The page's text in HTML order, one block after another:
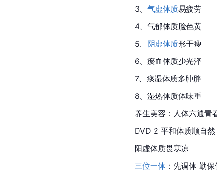
3、 气虚体质易疲劳
4、气郁体质脸色黄
5、 阴虚体质形干瘦
6、瘀血体质少光泽
7、痰湿体质多肿胖
8、湿热体质体味重
养生美容：人体六通青
DVD 2 平和体质顺自然
阳虚体质畏寒凉
三位一体 ：先调体 勤